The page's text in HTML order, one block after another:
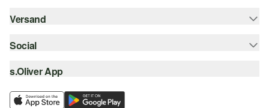
s.Oliver Card
Career
Wunschliste
Rechnung
Kreditkarte
SSL-Verschlüsselung
Versand
Sendungsverfolgung
Post AT
Social
instagram
facebook
s.Oliver App